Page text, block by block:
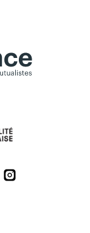
Instagram